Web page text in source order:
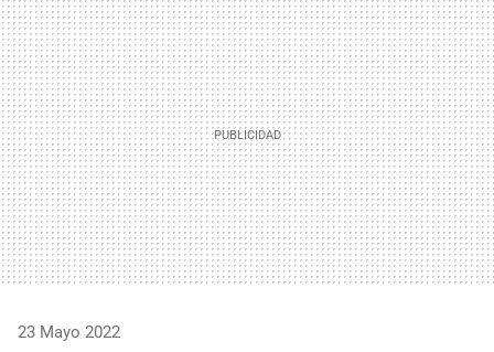
MAIL
23 Mayo 2022